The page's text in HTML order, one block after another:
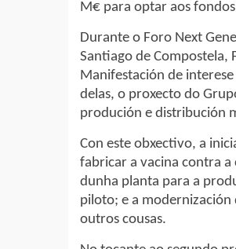
M€ para optar aos
Durante o Foro Next
Santiago de Compostela,
Manifestación de
delas, o proxecto do
produción e distribución
Con este obxectivo, a
fabricar a vacina contra
dunha planta para a
piloto; e a modernización
outros cousas.